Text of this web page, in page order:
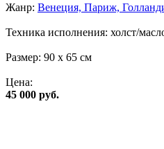
Жанр: Венеция, Париж,
Техника исполнения: холст/
Размер: 90 x 65 см
Цена:
45 000 руб.